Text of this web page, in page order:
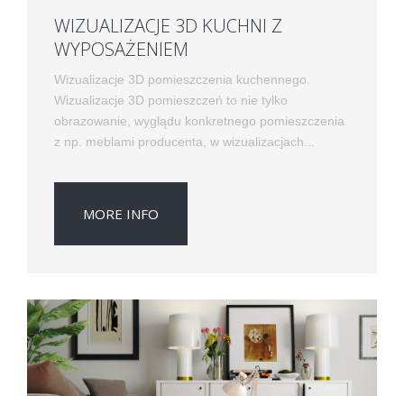
WIZUALIZACJE 3D KUCHNI Z
WYPOSAŻENIEM
Wizualizacje 3D pomieszczenia kuchennego.
Wizualizacje 3D pomieszczeń to nie tylko
obrazowanie, wyglądu konkretnego pomieszczenia
z np. meblami producenta, w wizualizacjach...
MORE INFO